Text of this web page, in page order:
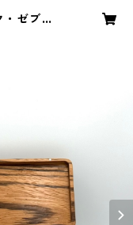
ゼブラ